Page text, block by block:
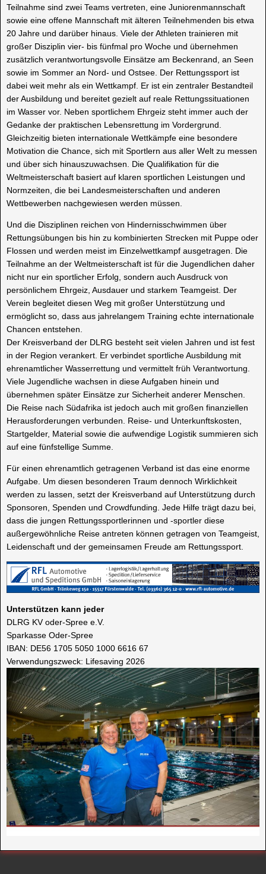
Teilnahme sind zwei Teams vertreten, eine Juniorenmannschaft
sowie eine offene Mannschaft mit älteren Teilnehmenden bis etwa
20 Jahre und darüber hinaus. Viele der Athleten trainieren mit
großer Disziplin vier- bis fünfmal pro Woche und übernehmen
zusätzlich verantwortungsvolle Einsätze am Beckenrand, an Seen
sowie im Sommer an Nord- und Ostsee. Der Rettungssport ist
dabei weit mehr als ein Wettkampf. Er ist ein zentraler Bestandteil
der Ausbildung und bereitet gezielt auf reale Rettungssituationen
im Wasser vor. Neben sportlichem Ehrgeiz steht immer auch der
Gedanke der praktischen Lebensrettung im Vordergrund.
Gleichzeitig bieten internationale Wettkämpfe eine besondere
Motivation die Chance, sich mit Sportlern aus aller Welt zu messen
und über sich hinauszuwachsen. Die Qualifikation für die
Weltmeisterschaft basiert auf klaren sportlichen Leistungen und
Normzeiten, die bei Landesmeisterschaften und anderen
Wettbewerben nachgewiesen werden müssen.
Und die Disziplinen reichen von Hindernisschwimmen über
Rettungsübungen bis hin zu kombinierten Strecken mit Puppe oder
Flossen und werden meist im Einzelwettkampf ausgetragen. Die
Teilnahme an der Weltmeisterschaft ist für die Jugendlichen daher
nicht nur ein sportlicher Erfolg, sondern auch Ausdruck von
persönlichem Ehrgeiz, Ausdauer und starkem Teamgeist. Der
Verein begleitet diesen Weg mit großer Unterstützung und
ermöglicht so, dass aus jahrelangem Training echte internationale
Chancen entstehen.
Der Kreisverband der DLRG besteht seit vielen Jahren und ist fest
in der Region verankert. Er verbindet sportliche Ausbildung mit
ehrenamtlicher Wasserrettung und vermittelt früh Verantwortung.
Viele Jugendliche wachsen in diese Aufgaben hinein und
übernehmen später Einsätze zur Sicherheit anderer Menschen.
Die Reise nach Südafrika ist jedoch auch mit großen finanziellen
Herausforderungen verbunden. Reise- und Unterkunftskosten,
Startgelder, Material sowie die aufwendige Logistik summieren sich
auf eine fünfstellige Summe.
Für einen ehrenamtlich getragenen Verband ist das eine enorme
Aufgabe. Um diesen besonderen Traum dennoch Wirklichkeit
werden zu lassen, setzt der Kreisverband auf Unterstützung durch
Sponsoren, Spenden und Crowdfunding. Jede Hilfe trägt dazu bei,
dass die jungen Rettungssportlerinnen und -sportler diese
außergewöhnliche Reise antreten können getragen von Teamgeist,
Leidenschaft und der gemeinsamen Freude am Rettungssport.
Unterstützen kann jeder
DLRG KV oder-Spree e.V.
Sparkasse Oder-Spree
IBAN: DE56 1705 5050 1000 6616 67
Verwendungszweck: Lifesaving 2026